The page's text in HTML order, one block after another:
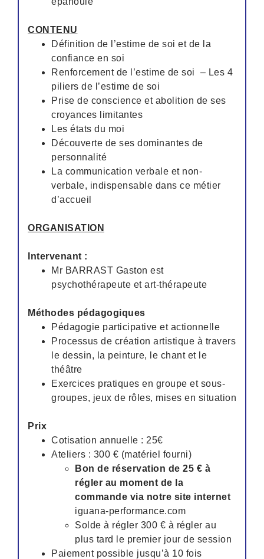
CONTENU
Définition de l’estime de soi et de la
confiance en soi
Renforcement de l’estime de soi – Les 4
piliers de l’estime de soi
Prise de conscience et abolition de ses
croyances limitantes
Les états du moi
Découverte de ses dominantes de
personnalité
La communication verbale et non-
verbale, indispensable dans ce métier
d’accueil
ORGANISATION
Intervenant :
Mr BARRAST Gaston est
psychothérapeute et art-thérapeute
Méthodes pédagogiques
Pédagogie participative et actionnelle
Processus de création artistique à travers
le dessin, la peinture, le chant et le
théâtre
Exercices pratiques en groupe et sous-
groupes, jeux de rôles, mises en situation
Prix
Cotisation annuelle : 25€
Ateliers : 300 € (matériel fourni)
Bon de réservation de 25 € à
régler au moment de la
commande via notre site internet
iguana-performance.com
Solde à régler 300 € à régler au
plus tard le premier jour de session
Paiement possible jusqu’à 10 fois